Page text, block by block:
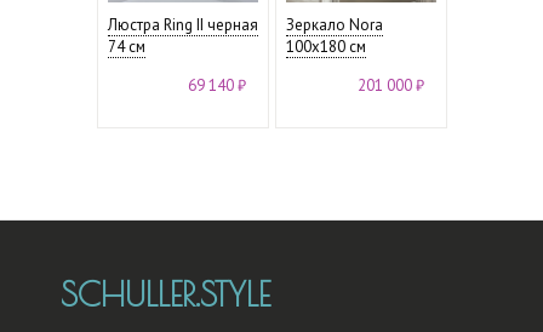
Люстра Ring II черная
74 см
69 140 ₽
Зеркало Nora
100х180 см
201 000 ₽
SCHULLER.STYLE